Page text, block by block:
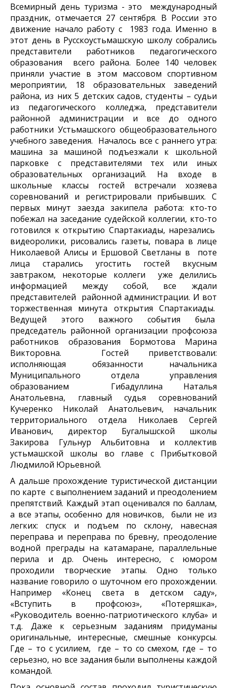
Всемирный день туризма - это международный
праздник, отмечается 27 сентября. В России это
движение начало работу с 1983 года. Именно в
этот день в Русскоустьмашскую школу собрались
представители работников педагогического
образования всего района. Более 140 человек
приняли участие в этом массовом спортивном
мероприятии, 18 образовательных заведений
района, из них 5 детских садов, студенты – судьи
из педагогического колледжа, представители
районной администрации и все до одного
работники Устьмашского общеобразовательного
учебного заведения. Началось все с раннего утра:
машина за машиной подъезжали к школьной
парковке с представителями тех или иных
образовательных организаций. На входе в
школьные классы гостей встречали хозяева
соревнований и регистрировали прибывших. С
первых минут заезда закипела работа: кто-то
побежал на заседание судейской коллегии, кто-то
готовился к открытию Спартакиады, нарезались
видеоролики, рисовались газеты, повара в лице
Николаевой Алисы и Ершовой Светланы в поте
лица старались угостить гостей вкусным
завтраком, некоторые коллеги уже делились
информацией между собой, все ждали
представителей районной администрации. И вот
торжественная минута открытия Спартакиады.
Ведущей этого важного события была
председатель районной организации профсоюза
работников образования Бормотова Марина
Викторовна. Гостей приветствовали:
исполняющая обязанности начальника
Муниципального отдела управления
образованием Гибадуллина Наталья
Анатольевна, главный судья соревнований
Кучеренко Николай Анатольевич, начальник
территориального отдела Николаев Сергей
Иванович, директор Бугалышской школы
Закирова Гульнур Альбитовна и коллектив
устьмашской школы во главе с Прибытковой
Людмилой Юрьевной.
А дальше прохождение туристической дистанции
по карте с выполнением заданий и преодолением
препятствий. Каждый этап оценивался по баллам,
а все этапы, особенно для новичков, были не из
легких: спуск и подъем по склону, навесная
переправа и переправа по бревну, преодоление
водной преграды на катамаране, параллельные
перила и др. Очень интересно, с юмором
проходили творческие этапы. Одно только
название говорило о шуточном его прохождении.
Например «Конец света в детском саду»,
«Вступить в профсоюз», «Потеряшка»,
«Руководитель военно-патриотического клуба» и
т.д. Даже к серьезным заданиям придуманы
оригинальные, интересные, смешные конкурсы.
Где – то с усилием, где – то со смехом, где – то
серьезно, но все задания были выполнены каждой
командой.